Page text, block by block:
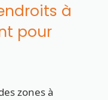
à
pour
zones à